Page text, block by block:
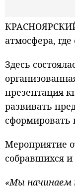
атмосфера,
Здесь
презентация
развивать
Мероприятие
собравшихся
«Мы начинаем